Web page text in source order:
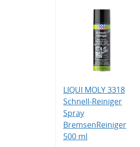
LIQUI MOLY 3318
Schnell-Reiniger
Spray
BremsenReiniger
500 ml